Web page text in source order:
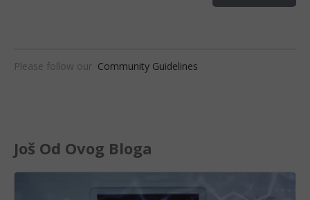
Please follow our Community Guidelines
Još Od Ovog Bloga